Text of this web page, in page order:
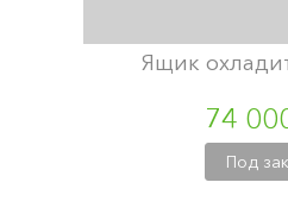
Ящик
74
Под